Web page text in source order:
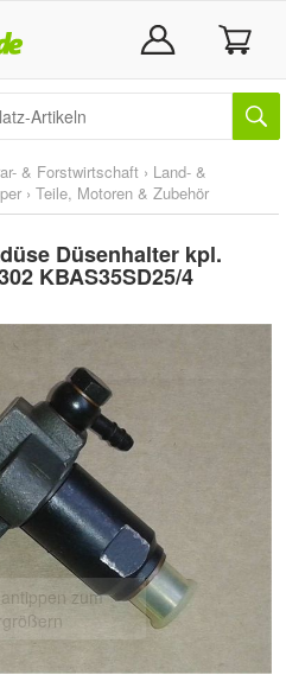
& Forstwirtschaft › Land- &
› Teile, Motoren & Zubehör
Düsenhalter kpl.
KBAS35SD25/4
zum